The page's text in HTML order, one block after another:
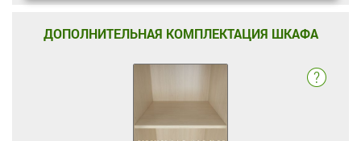
ДОПОЛНИТЕЛЬНАЯ КОМПЛЕКТАЦИЯ ШКАФА